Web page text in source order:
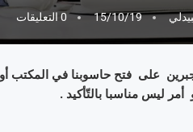
15/10/19 0 التعليقات
على فتح حاسوبنا في
ليس مناسبا بالتّأكيد .